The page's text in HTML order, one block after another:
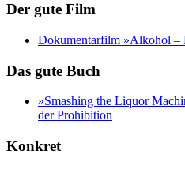
Der gute Film
Dokumentarfilm »Alkohol –
Das gute Buch
»Smashing the Liquor
der Prohibition
Konkret